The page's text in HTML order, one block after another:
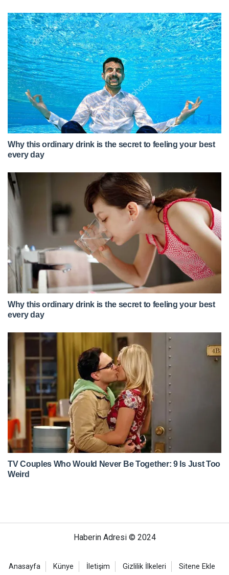
Haberin Adresi © 2024
Anasayfa Künye İletişim Gizlilik İlkeleri Sitene Ekle